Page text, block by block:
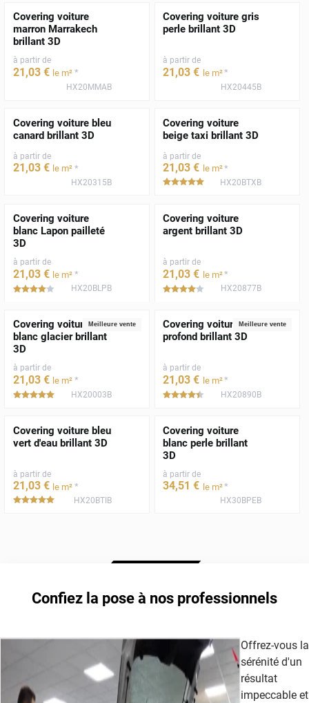
Covering voiture
marron Marrakech
brillant 3D
à partir de
21,03 € le m² *
HX20MMAB
Covering voiture gris
perle brillant 3D
à partir de
21,03 € le m²*
HX20445B
Covering voiture bleu
canard brillant 3D
à partir de
21,03 € le m² *
HX20315B
Covering voiture
beige taxi brillant 3D
à partir de
21,03 € le m²*
*****HX20BTXB
Covering voiture
blanc Lapon pailleté
3D
à partir de
21,03 € le m² *
***** HX20BLPB
Covering voiture
argent brillant 3D
à partir de
21,03 € le m²*
***** HX20877B
Meilleure vente
Covering voiture
blanc glacier brillant
3D
à partir de
21,03 € le m² *
*****HX20003B
Meilleure vente
Covering voiture noir
profond brillant 3D
à partir de
21,03 € le m²*
***** HX20890B
Covering voiture bleu
vert d'eau brillant 3D
à partir de
21 ,03 € le m² *
*****HX20BTIB
Covering voiture
blanc perle brillant
3D
à partir de
34,51 € le m²*
HX30BPEB
Confiez la pose à nos professionnels
Offrez-vous la
sérénité d'un
résultat
impeccable et